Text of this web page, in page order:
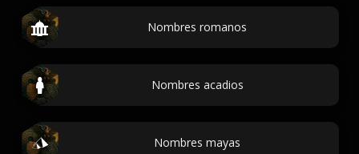
Nombres romanos
Nombres acadios
Nombres mayas